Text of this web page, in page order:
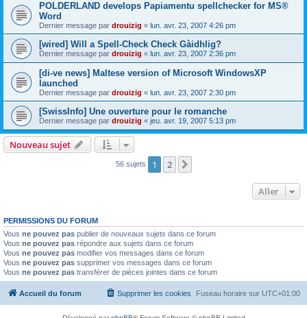
POLDERLAND develops Papiamentu spellchecker for MS®
Word
Dernier message par drouizig « lun. avr. 23, 2007 4:26 pm
[wired] Will a Spell-Check Check Gàidhlig?
Dernier message par drouizig « lun. avr. 23, 2007 2:36 pm
[di-ve news] Maltese version of Microsoft WindowsXP
launched
Dernier message par drouizig « lun. avr. 23, 2007 2:30 pm
[SwissInfo] Une ouverture pour le romanche
Dernier message par drouizig « jeu. avr. 19, 2007 5:13 pm
Nouveau sujet
56 sujets 1 2
Aller
PERMISSIONS DU FORUM
Vous ne pouvez pas publier de nouveaux sujets dans ce forum
Vous ne pouvez pas répondre aux sujets dans ce forum
Vous ne pouvez pas modifier vos messages dans ce forum
Vous ne pouvez pas supprimer vos messages dans ce forum
Vous ne pouvez pas transférer de pièces jointes dans ce forum
Accueil du forum Fuseau horaire sur UTC+01:00
Supprimer les cookies